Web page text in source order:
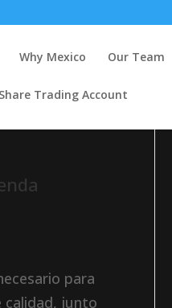
Why Mexico Our Team
Share Trading Account
para
calidad, junto